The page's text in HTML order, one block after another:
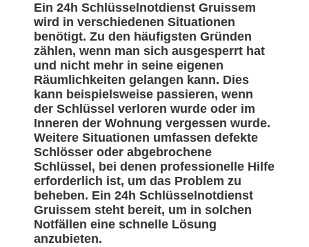
Ein 24h Schlüsselnotdienst Gruissem
wird in verschiedenen Situationen
benötigt. Zu den häufigsten Gründen
zählen, wenn man sich ausgesperrt hat
und nicht mehr in seine eigenen
Räumlichkeiten gelangen kann. Dies
kann beispielsweise passieren, wenn
der Schlüssel verloren wurde oder im
Inneren der Wohnung vergessen wurde.
Weitere Situationen umfassen defekte
Schlösser oder abgebrochene
Schlüssel, bei denen professionelle Hilfe
erforderlich ist, um das Problem zu
beheben. Ein 24h Schlüsselnotdienst
Gruissem steht bereit, um in solchen
Notfällen eine schnelle Lösung
anzubieten.